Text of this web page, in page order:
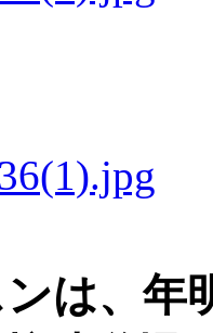
は、年